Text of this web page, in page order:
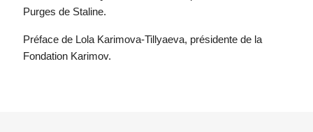
Purges de Staline.
Préface de Lola Karimova-Tillyaeva, présidente de la
Fondation Karimov.